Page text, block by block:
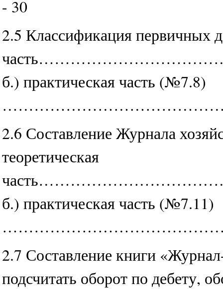
- 30
2.5 Классификация первичных
б.) практическая часть (№7.8)
2.6 Составление Журнала
теоретическая
б.) практическая часть (№7.11)
2.7 Составление книги
подсчитать оборот по дебету,